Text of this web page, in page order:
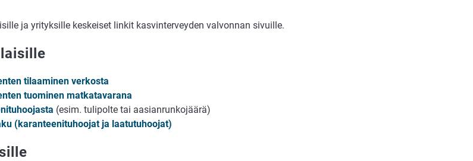
ja yrityksille keskeiset linkit kasvinterveyden valvonnan sivuille.
tilaaminen verkosta
tuominen matkatavarana
(esim. tulipolte tai aasianrunkojäärä)
(karanteenituhoojat ja laatutuhoojat)